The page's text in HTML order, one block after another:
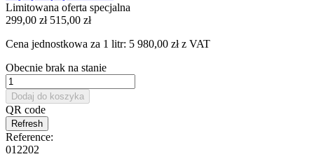
Limitowana oferta specjalna
299,00 zł 515,00 zł
Cena jednostkowa za 1 litr: 5 980,00 zł z VAT
Obecnie brak na stanie
Dodaj do koszyka
QR code
Reference:
012202